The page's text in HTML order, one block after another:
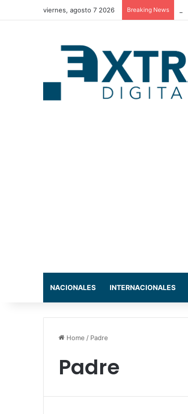
viernes, agosto 7 2026 Breaking News
NACIONALES INTERNACIONALES
Home / Padre
Padre